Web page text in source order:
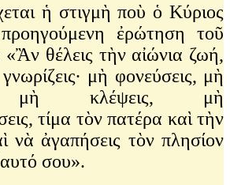
ἡ στιγμὴ ποὺ ὁ Κύριος
ἐρώτηση τοῦ
«Ἂν θέλεις τὴν αἰώνια ζωή,
γνωρίζεις· μὴ φονεύσεις, μὴ
μὴ κλέψεις, μὴ
τίμα τὸν πατέρα καὶ τὴν
νὰ ἀγαπήσεις τὸν πλησίον
σου».